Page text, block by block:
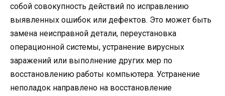
собой совокупность действий по исправлению
выявленных ошибок или дефектов. Это может быть
замена неисправной детали, переустановка
операционной системы, устранение вирусных
заражений или выполнение других мер по
восстановлению работы компьютера. Устранение
неполадок направлено на восстановление